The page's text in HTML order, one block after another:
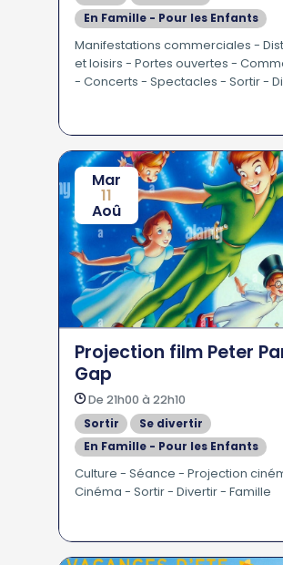
En Famille - Pour les Enfants
Manifestations commerciales -
et loisirs - Portes ouvertes -
- Concerts - Spectacles - Sortir -
Mar
11
Aoû
Projection film Peter
Gap
De 21h00 à 22h10
Sortir
Se divertir
En Famille - Pour les Enfants
Culture - Séance - Projection
Cinéma - Sortir - Divertir - Famille